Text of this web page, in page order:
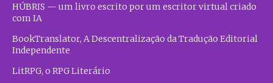
HÚBRIS — um livro escrito por um escritor virtual criado
com IA
BookTranslator, A Descentralização da Tradução Editorial
Independente
LitRPG, o RPG Literário